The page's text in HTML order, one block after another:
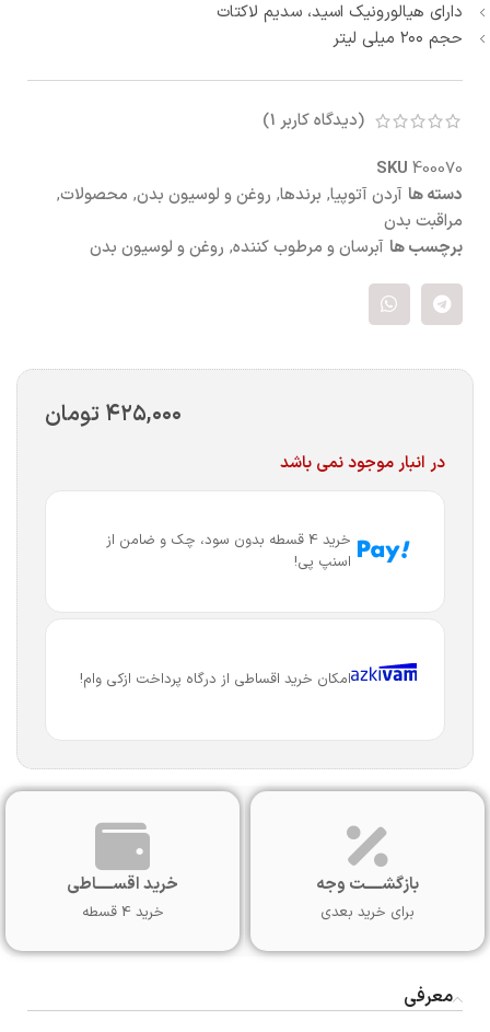
دارای هیالورونیک اسید، سدیم لاکتات
حجم ۲۰۰ میلی لیتر
(دیدگاه کاربر 1
)
SKU 400070
دسته ها آردن آتوپیا, برندها, روغن و لوسیون بدن, محصولات,
مراقبت بدن
برچسب ها آبرسان و مرطوب کننده, روغن و لوسیون بدن
۴۲۵,۰۰۰ تومان
در انبار موجود نمی باشد
خرید 4 قسطه بدون سود، چک و ضامن از
اسنپ پی!
امکان خرید اقساطی از درگاه پرداخت ازکی وام!
بازگشـــــت وجه
برای خرید بعدی
خرید اقســـــاطی
خرید 4 قسطه
معرفی